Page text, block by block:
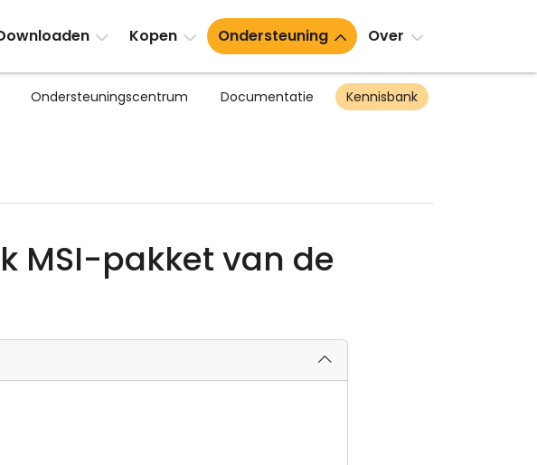
Kopen Ondersteuning Over
Ondersteuningscentrum Documentatie Kennisbank
MSI-pakket van de